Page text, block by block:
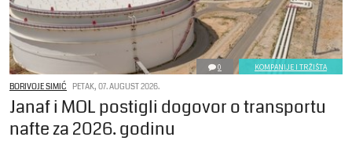
0 KOMPANIJE I TRŽIŠTA
BORIVOJE SIMIĆ PETAK, 07. AUGUST 2026.
Janaf i MOL postigli dogovor o transportu
nafte za 2026. godinu